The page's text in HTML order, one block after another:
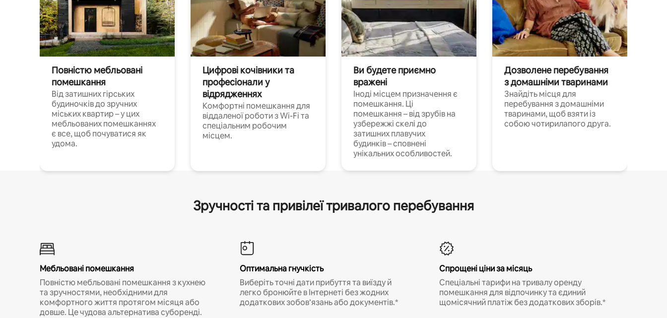
Повністю мебльовані
помешкання
Від затишних гірських
будиночків до зручних
міських квартир – у цих
мебльованих помешканнях
є все, щоб почуватися як
удома.
Цифрові кочівники та
професіонали у
відрядженнях
Комфортні помешкання для
віддаленої роботи з Wi-Fi та
спеціальним робочим
місцем.
Ви будете приємно
вражені
Іноді місцем призначення є
помешкання. Ці
помешкання – від зрубів на
узбережжі скелі до
затишних плавучих
будинків – сповнені
унікальних особливостей.
Дозволене перебування
з домашніми тваринами
Знайдіть місця для
перебування з домашніми
тваринами, щоб взяти із
собою чотирилапого друга.
Зручності та привілеї тривалого перебування
Мебльовані помешкання
Повністю мебльовані помешкання з кухнею
та зручностями, необхідними для
комфортного життя протягом місяця або
довше. Це чудова альтернатива суборенді.
Оптимальна гнучкість
Виберіть точні дати прибуття та виїзду й
легко бронюйте в Інтернеті без жодних
додаткових зобов’язань або документів.*
Спрощені ціни за місяць
Спеціальні тарифи на тривалу оренду
помешкання для відпочинку та єдиний
щомісячний платіж без додаткових зборів.*